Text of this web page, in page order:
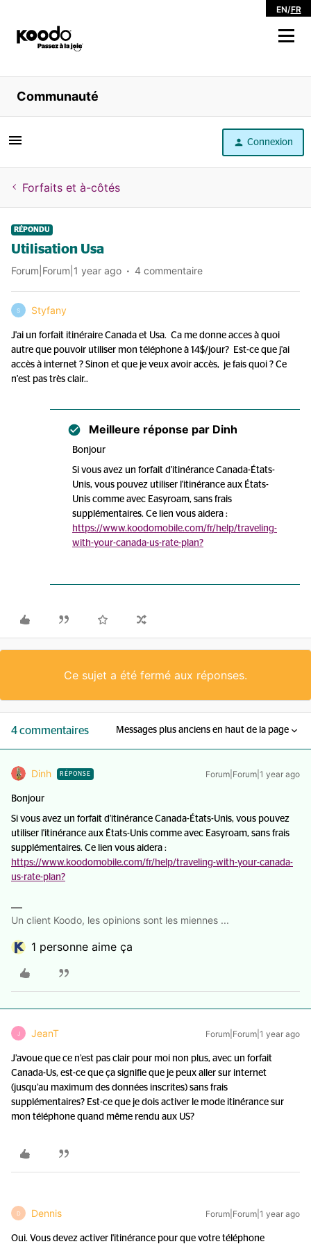
EN/FR
Magasiner
Libre service
Aide
Communauté
Connexion
Forfaits et à-côtés
RÉPONDU
Utilisation Usa
Forum|Forum|1 year ago 4 commentaire
S Styfany
J'ai un forfait itinéraire Canada et Usa. Ca me donne acces à quoi
autre que pouvoir utiliser mon téléphone à 14$/jour? Est-ce que j'ai
accès à internet ? Sinon et que je veux avoir accès, je fais quoi ? Ce
n'est pas très clair..
Meilleure réponse par Dinh
Bonjour
Si vous avez un forfait d'itinérance Canada-États-
Unis, vous pouvez utiliser l'itinérance aux États-
Unis comme avec Easyroam, sans frais
supplémentaires. Ce lien vous aidera :
https://www.koodomobile.com/fr/help/traveling-
with-your-canada-us-rate-plan?
Ce sujet a été fermé aux réponses.
4 commentaires Messages plus anciens en haut de la page
Dinh RÉPONSE Forum|Forum|1 year ago
Bonjour
Si vous avez un forfait d'itinérance Canada-États-Unis, vous pouvez
utiliser l'itinérance aux États-Unis comme avec Easyroam, sans frais
supplémentaires. Ce lien vous aidera :
https://www.koodomobile.com/fr/help/traveling-with-your-canada-
us-rate-plan?
Un client Koodo, les opinions sont les miennes ...
1 personne aime ça
J JeanT Forum|Forum|1 year ago
J’avoue que ce n’est pas clair pour moi non plus, avec un forfait
Canada-Us, est-ce que ça signifie que je peux aller sur internet
(jusqu’au maximum des données inscrites) sans frais
supplémentaires? Est-ce que je dois activer le mode itinérance sur
mon téléphone quand même rendu aux US?
D Dennis Forum|Forum|1 year ago
Oui. Vous devez activer l'itinérance pour que votre téléphone